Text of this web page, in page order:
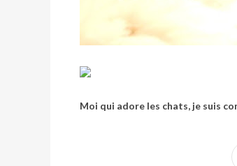
Moi qui adore les chats, je suis